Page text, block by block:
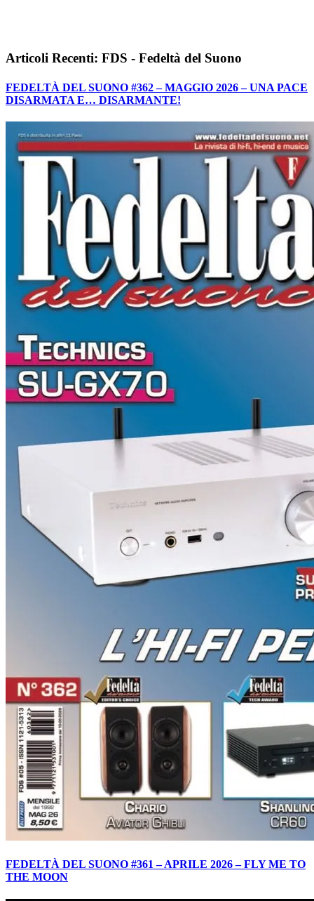
Articoli Recenti: FDS - Fedeltà del Suono
FEDELTÀ DEL SUONO #362 – MAGGIO 2026 – UNA PACE
DISARMATA E… DISARMANTE!
FEDELTÀ DEL SUONO #361 – APRILE 2026 – FLY ME TO
THE MOON